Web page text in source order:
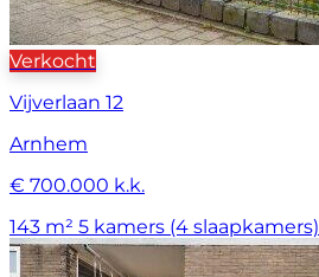
Verkocht
Vijverlaan 12
Arnhem
€ 700.000 k.k.
143 m² 5 kamers (4 slaapkamers)